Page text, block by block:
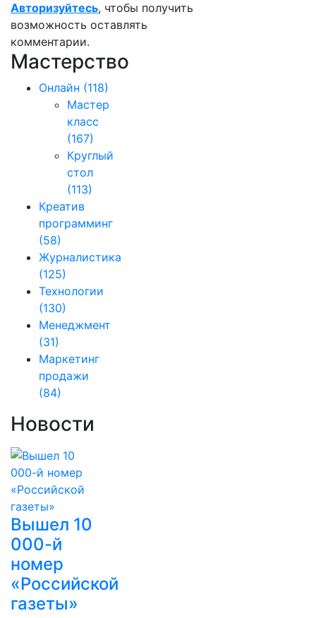
Авторизуйтесь, чтобы получить
возможность оставлять
комментарии.
Мастерство
Онлайн (118)
Мастер
класс
(167)
Круглый
стол
(113)
Креатив
программинг
(58)
Журналистика
(125)
Технологии
(130)
Менеджмент
(31)
Маркетинг
продажи
(84)
Новости
Вышел 10
000-й
номер
«Российской
газеты»